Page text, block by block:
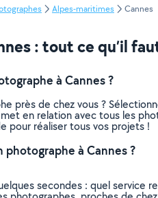
Alpes-maritimes Cannes
: tout ce qu’il
à Cannes ?
près de chez vous ?
met en relation avec tous les
pour réaliser tous vos projets !
à Cannes ?
secondes : quel service